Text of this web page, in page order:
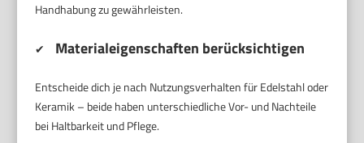
Handhabung zu gewährleisten.
✔ Materialeigenschaften berücksichtigen
Entscheide dich je nach Nutzungsverhalten für Edelstahl oder
Keramik – beide haben unterschiedliche Vor- und Nachteile
bei Haltbarkeit und Pflege.